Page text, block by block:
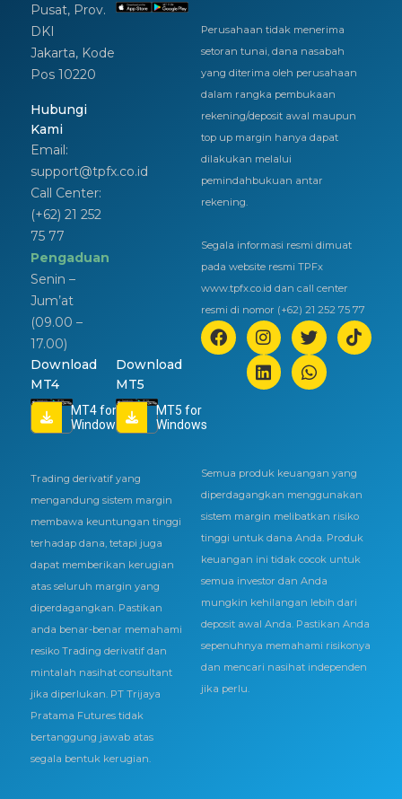
Pusat, Prov.
DKI
Jakarta, Kode
Pos 10220
Hubungi
Kami
Email:
support@tpfx.co.id
Call Center:
(+62) 21 252
75 77
Pengaduan
Senin –
Jum’at
(09.00 –
17.00)
Download
MT4
MT4 for
Windows
Download
MT5
MT5 for
Windows
Perusahaan tidak menerima
setoran tunai, dana nasabah
yang diterima oleh perusahaan
dalam rangka pembukaan
rekening/deposit awal maupun
top up margin hanya dapat
dilakukan melalui
pemindahbukuan antar
rekening.
Segala informasi resmi dimuat
pada website resmi TPFx
www.tpfx.co.id dan call center
resmi di nomor (+62) 21 252 75 77
Trading derivatif yang
mengandung sistem margin
membawa keuntungan tinggi
terhadap dana, tetapi juga
dapat memberikan kerugian
atas seluruh margin yang
diperdagangkan. Pastikan
anda benar-benar memahami
resiko Trading derivatif dan
mintalah nasihat consultant
jika diperlukan. PT Trijaya
Pratama Futures tidak
bertanggung jawab atas
segala bentuk kerugian.
Semua produk keuangan yang
diperdagangkan menggunakan
sistem margin melibatkan risiko
tinggi untuk dana Anda. Produk
keuangan ini tidak cocok untuk
semua investor dan Anda
mungkin kehilangan lebih dari
deposit awal Anda. Pastikan Anda
sepenuhnya memahami risikonya
dan mencari nasihat independen
jika perlu.